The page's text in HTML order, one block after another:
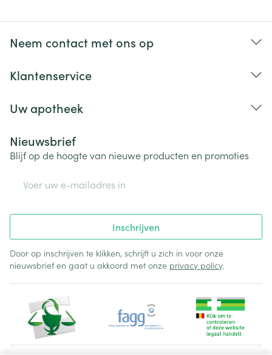
Neem contact met ons op
Klantenservice
Uw apotheek
Nieuwsbrief
Blijf op de hoogte van nieuwe producten en promoties
Inschrijven
Door op inschrijven te klikken, schrijft u zich in voor onze
nieuwsbrief en gaat u akkoord met onze privacy policy.